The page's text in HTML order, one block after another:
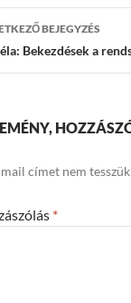
BEJEGYZÉS
Bekezdések a
címet nem tesszük
*